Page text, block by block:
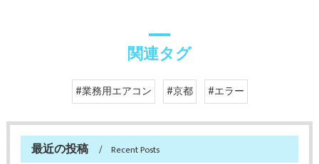
関連タグ
#業務用エアコン #京都 #エラー
最近の投稿 Recent Posts